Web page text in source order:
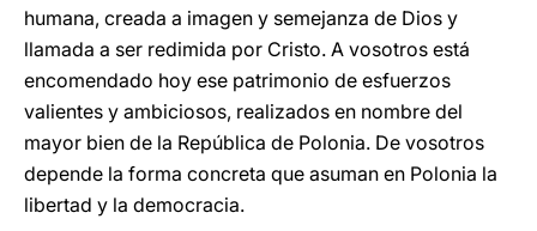
humana, creada a imagen y semejanza de Dios y
llamada a ser redimida por Cristo. A vosotros está
encomendado hoy ese patrimonio de esfuerzos
valientes y ambiciosos, realizados en nombre del
mayor bien de la República de Polonia. De vosotros
depende la forma concreta que asuman en Polonia la
libertad y la democracia.